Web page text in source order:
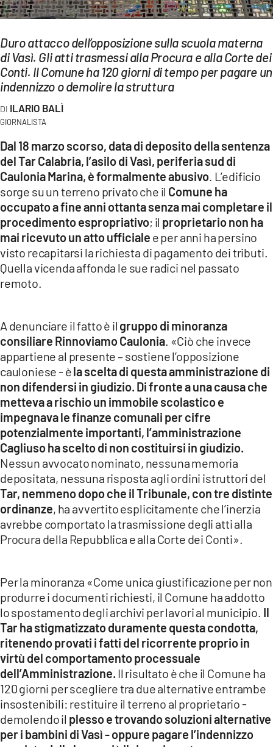
Streaming
LAC NETWORK
LAC ONAIR
LaC
Network
LACPLAY.IT
LACTV.IT
LACONAIR.IT
LACITYMAG.IT
ILREGGINO.IT
COSENZACHANNEL.IT
CATANZAROCHANNEL.IT
LACAPITALENEWS.IT
App
ANDROID
APPLE
Duro attacco dell’opposizione sulla scuola materna
di Vasì. Gli atti trasmessi alla Procura e alla Corte dei
Conti. Il Comune ha 120 giorni di tempo per pagare un
indennizzo o demolire la struttura
ILARIO BALÌ
GIORNALISTA
Dal 18 marzo scorso, data di deposito della sentenza
del Tar Calabria, l’asilo di Vasì, periferia sud di
Caulonia Marina, è formalmente abusivo . L’edificio
sorge su un terreno privato che il Comune ha
occupato a fine anni ottanta senza mai completare il
procedimento espropriativo; il proprietario non ha
mai ricevuto un atto ufficiale e per anni ha persino
visto recapitarsi la richiesta di pagamento dei tributi.
Quella vicenda affonda le sue radici nel passato
remoto.
A denunciare il fatto è il gruppo di minoranza
consiliare Rinnoviamo Caulonia . «Ciò che invece
appartiene al presente – sostiene l’opposizione
cauloniese - èla scelta di questa amministrazione di
non difendersi in giudizio. Di fronte a una causa che
metteva a rischio un immobile scolastico e
impegnava le finanze comunali per cifre
potenzialmente importanti, l’amministrazione
Cagliuso ha scelto di non costituirsi in giudizio.
Nessun avvocato nominato, nessuna memoria
depositata, nessuna risposta agli ordini istruttori del
Tar, nemmeno dopo che il Tribunale, con tre distinte
ordinanze, ha avvertito esplicitamente che l’inerzia
avrebbe comportato la trasmissione degli atti alla
Procura della Repubblica e alla Corte dei Conti».
Per la minoranza «Come unica giustificazione per non
produrre i documenti richiesti, il Comune ha addotto
lo spostamento degli archivi per lavori al municipio. Il
Tar ha stigmatizzato duramente questa condotta,
ritenendo provati i fatti del ricorrente proprio in
virtù del comportamento processuale
dell’Amministrazione. Il risultato è che il Comune ha
120 giorni per scegliere tra due alternative entrambe
insostenibili: restituire il terreno al proprietario -
demolendo il plesso e trovando soluzioni alternative
per i bambini di Vasì - oppure pagare l’indennizzo